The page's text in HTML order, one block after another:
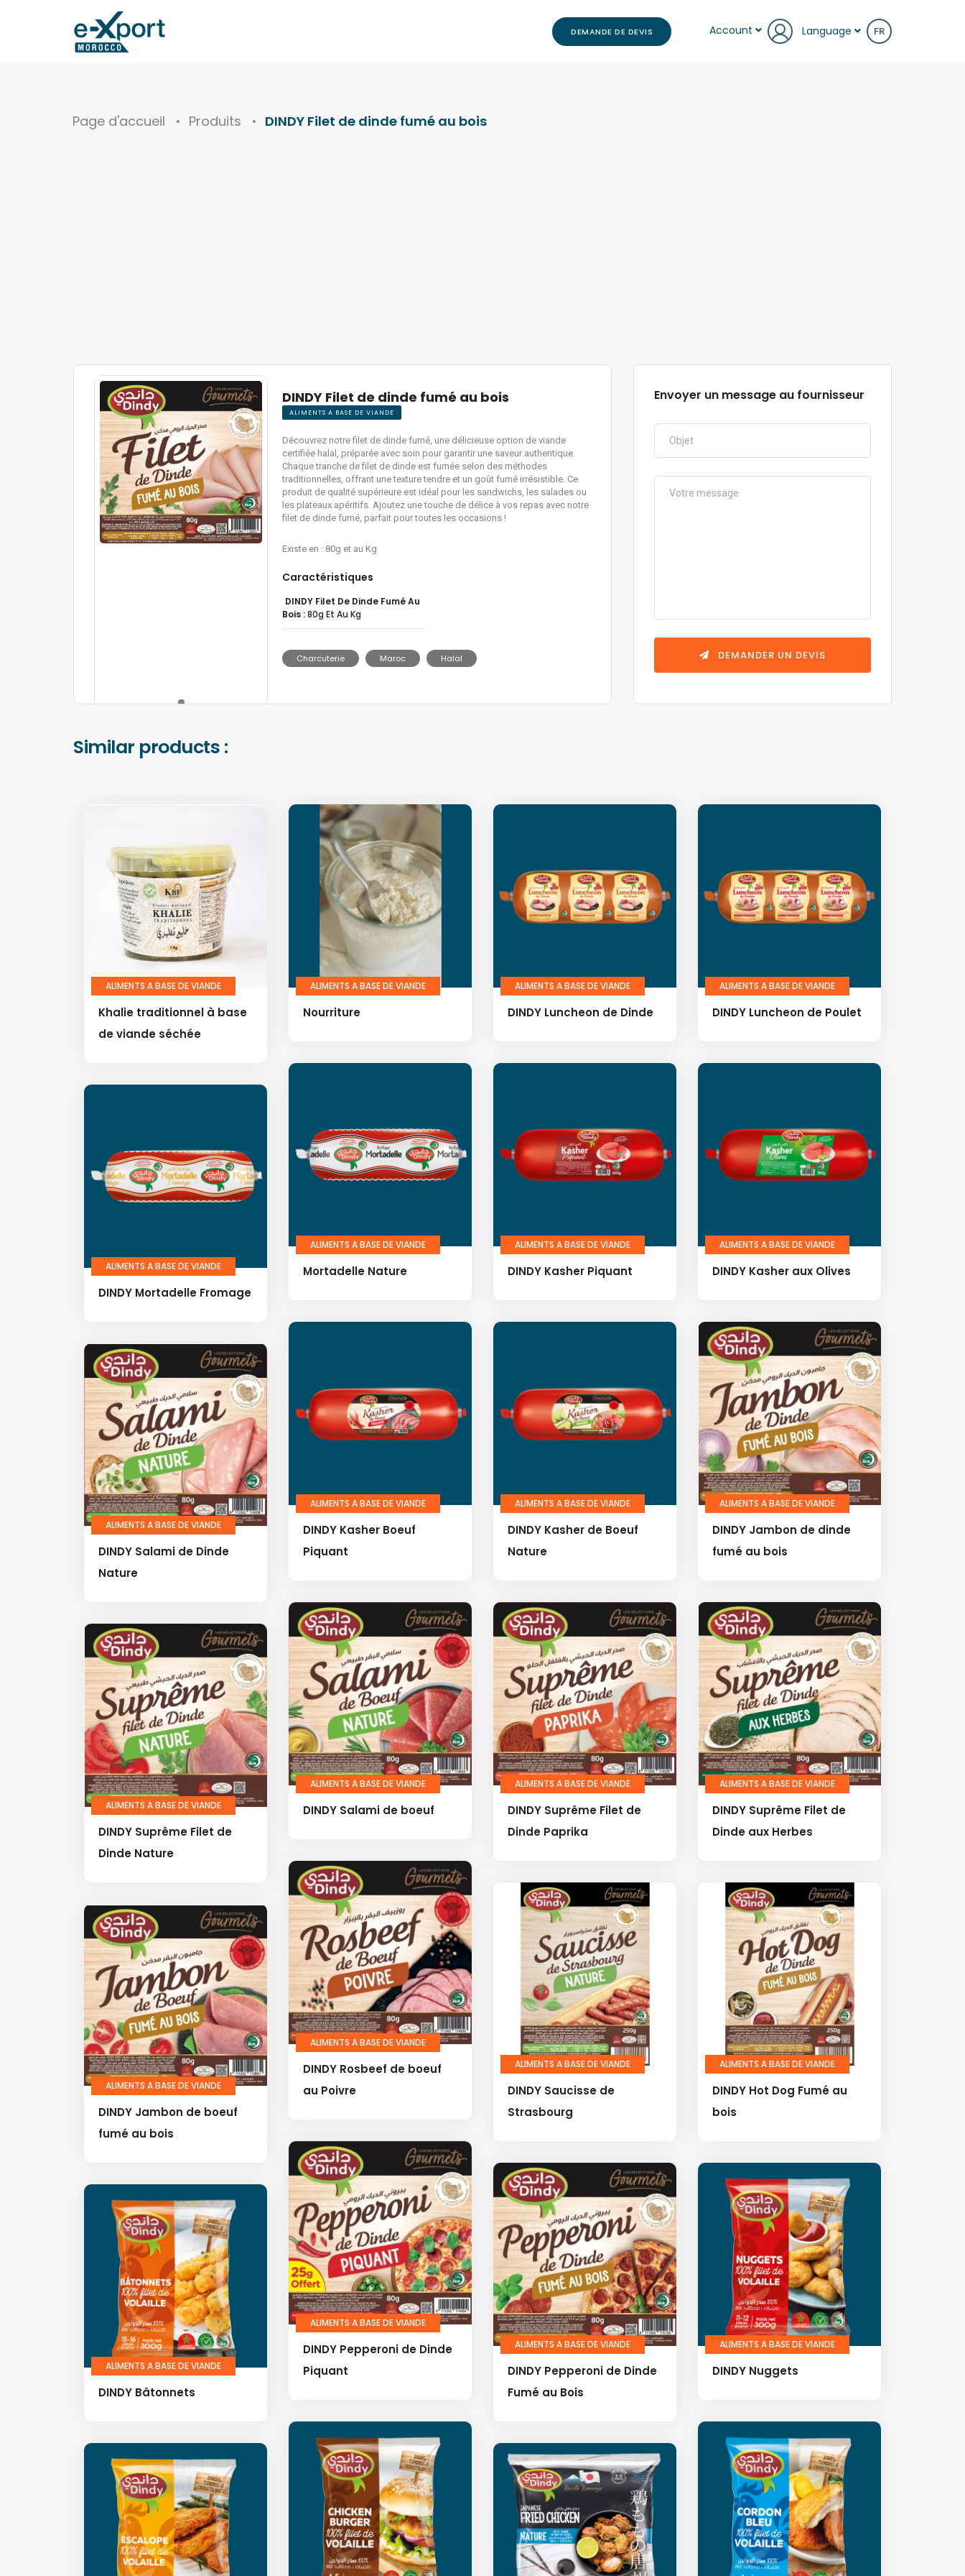
DEMANDE DE DEVIS Account Language FR
Page d'accueil Produits DINDY Filet de dinde fumé au bois
DINDY Filet de dinde fumé au bois
ALIMENTS A BASE DE VIANDE
Découvrez notre filet de dinde fumé, une délicieuse option de viande
certifiée halal, préparée avec soin pour garantir une saveur authentique.
Chaque tranche de filet de dinde est fumée selon des méthodes
traditionnelles, offrant une texture tendre et un goût fumé irrésistible. Ce
produit de qualité supérieure est idéal pour les sandwichs, les salades ou
les plateaux apéritifs. Ajoutez une touche de délice à vos repas avec notre
filet de dinde fumé, parfait pour toutes les occasions !
Existe en : 80g et au Kg
Caractéristiques
DINDY Filet De Dinde Fumé Au
Bois :80g Et Au Kg
Charcuterie Maroc Halal
Envoyer un message au fournisseur
DEMANDER UN DEVIS
Similar products :
ALIMENTS A BASE DE VIANDE
Khalie traditionnel à base
de viande séchée
ALIMENTS A BASE DE VIANDE
Nourriture
ALIMENTS A BASE DE VIANDE
DINDY Luncheon de Dinde
ALIMENTS A BASE DE VIANDE
DINDY Luncheon de Poulet
ALIMENTS A BASE DE VIANDE
Mortadelle Nature
ALIMENTS A BASE DE VIANDE
DINDY Kasher Piquant
ALIMENTS A BASE DE VIANDE
DINDY Kasher aux Olives
ALIMENTS A BASE DE VIANDE
DINDY Mortadelle Fromage
ALIMENTS A BASE DE VIANDE
DINDY Kasher Boeuf
Piquant
ALIMENTS A BASE DE VIANDE
DINDY Kasher de Boeuf
Nature
ALIMENTS A BASE DE VIANDE
DINDY Jambon de dinde
fumé au bois
ALIMENTS A BASE DE VIANDE
DINDY Salami de Dinde
Nature
ALIMENTS A BASE DE VIANDE
DINDY Salami de boeuf
ALIMENTS A BASE DE VIANDE
DINDY Suprême Filet de
Dinde Paprika
ALIMENTS A BASE DE VIANDE
DINDY Suprême Filet de
Dinde aux Herbes
ALIMENTS A BASE DE VIANDE
DINDY Suprême Filet de
Dinde Nature
ALIMENTS A BASE DE VIANDE
DINDY Rosbeef de boeuf
au Poivre
ALIMENTS A BASE DE VIANDE
DINDY Saucisse de
Strasbourg
ALIMENTS A BASE DE VIANDE
DINDY Hot Dog Fumé au
bois
ALIMENTS A BASE DE VIANDE
DINDY Jambon de boeuf
fumé au bois
ALIMENTS A BASE DE VIANDE
DINDY Pepperoni de Dinde
Piquant
ALIMENTS A BASE DE VIANDE
DINDY Pepperoni de Dinde
Fumé au Bois
ALIMENTS A BASE DE VIANDE
DINDY Nuggets
ALIMENTS A BASE DE VIANDE
DINDY Bâtonnets